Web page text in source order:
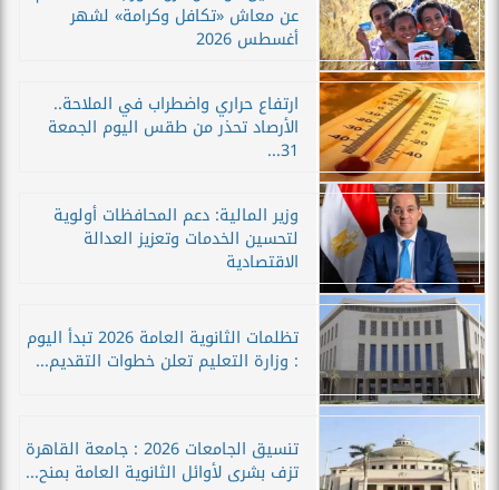
عن معاش «تكافل وكرامة» لشهر
أغسطس 2026
ارتفاع حراري واضطراب في الملاحة..
الأرصاد تحذر من طقس اليوم الجمعة
31...
وزير المالية: دعم المحافظات أولوية
لتحسين الخدمات وتعزيز العدالة
الاقتصادية
تظلمات الثانوية العامة 2026 تبدأ اليوم
: وزارة التعليم تعلن خطوات التقديم...
تنسيق الجامعات 2026 : جامعة القاهرة
تزف بشرى لأوائل الثانوية العامة بمنح...